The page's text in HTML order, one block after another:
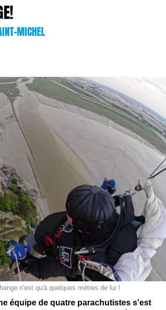
MICHEL
n'est qu'à quelques mètres de lui !
équipe de quatre parachutistes s'est